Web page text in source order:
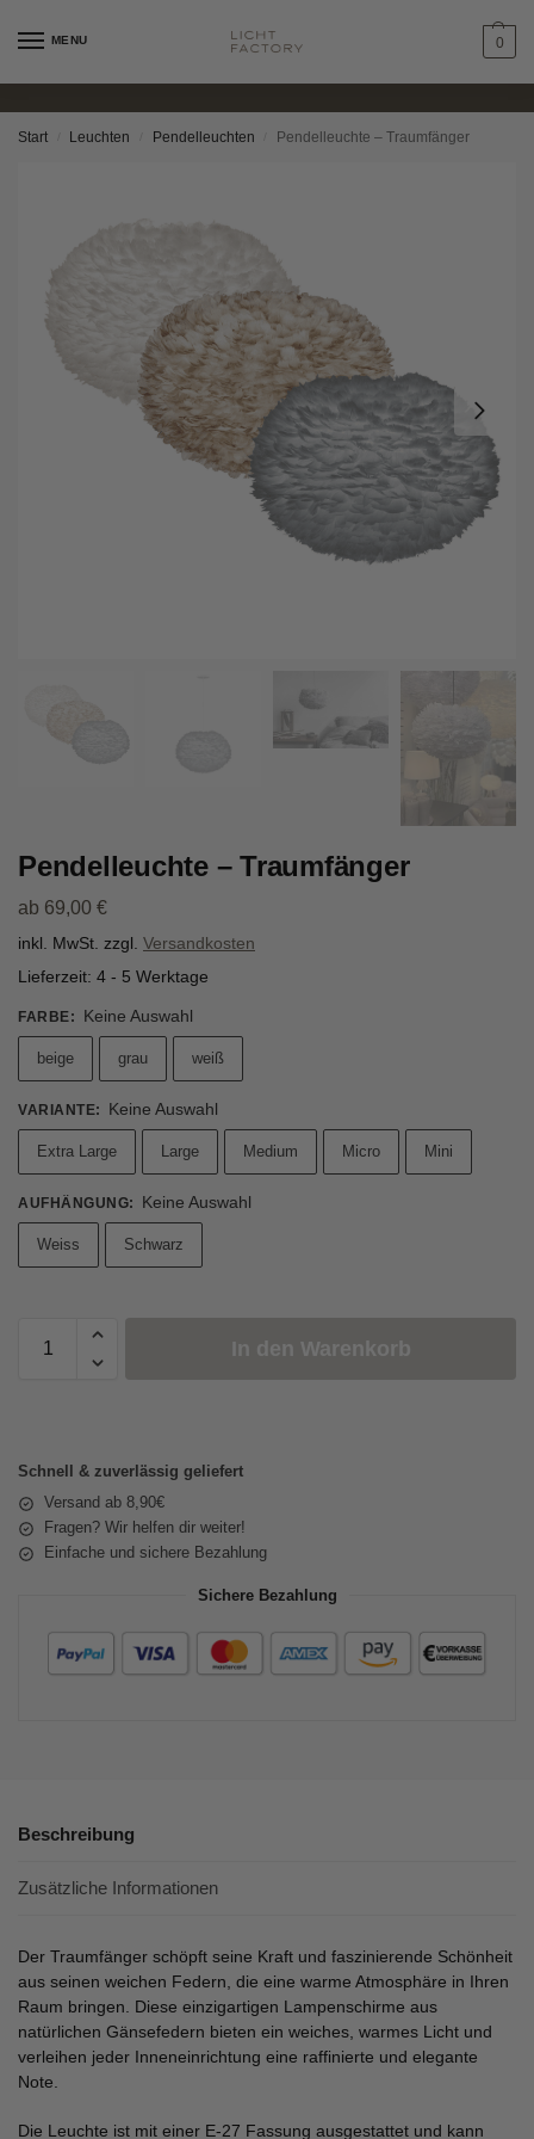
MENU 0
Start Leuchten Pendelleuchten Pendelleuchte – Traumfänger
Pendelleuchte – Traumfänger
ab 69,00 €
inkl. MwSt. zzgl. Versandkosten
Lieferzeit: 4 - 5 Werktage
FARBE: Keine Auswahl
beige grau weiß
VARIANTE: Keine Auswahl
Extra Large Large Medium Micro Mini
AUFHÄNGUNG: Keine Auswahl
Weiss Schwarz
In den Warenkorb
Schnell & zuverlässig geliefert
Versand ab 8,90€
Fragen? Wir helfen dir weiter!
Einfache und sichere Bezahlung
Sichere Bezahlung
Beschreibung
Zusätzliche Informationen
Der Traumfänger schöpft seine Kraft und faszinierende Schönheit
aus seinen weichen Federn, die eine warme Atmosphäre in Ihren
Raum bringen. Diese einzigartigen Lampenschirme aus
natürlichen Gänsefedern bieten ein weiches, warmes Licht und
verleihen jeder Inneneinrichtung eine raffinierte und elegante
Note.
Die Leuchte ist mit einer E-27 Fassung ausgestattet und kann